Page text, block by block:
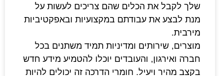
שלך לקבל את הכלים שהם צריכים לעשות על
מנת לבצע את עבודתם במקצועיות ובאפקטיביות
מירבית.
מוצרים, שירותים ומדיניות תמיד משתנים בכל
חברה ואירגון, והעובדים יוכלו להטמיע מידע חדש
בקצב מהיר ויעיל. חומרי הדרכה זה יכולים להיות